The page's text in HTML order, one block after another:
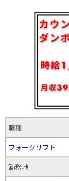
職種
フォークリフト
勤務地